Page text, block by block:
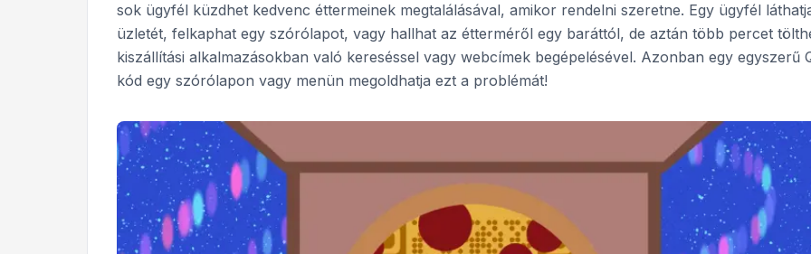
sok ügyfél küzdhet kedvenc éttermeinek megtalálásával, amikor rendelni szeretne. Egy ügyfél
üzletét, felkaphat egy szórólapot, vagy hallhat az étterméről egy baráttól, de aztán több percet
kiszállítási alkalmazásokban való kereséssel vagy webcímek begépelésével. Azonban egy egyszerű
kód egy szórólapon vagy menün megoldhatja ezt a problémát!